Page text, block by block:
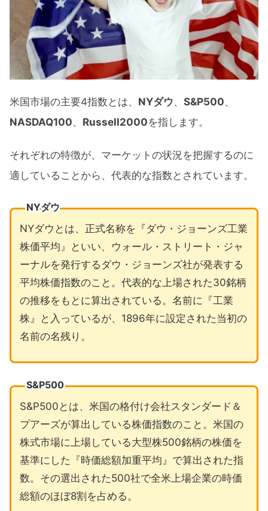
米国市場の主要4指数とは、 NYダウ、 S&P500、
NASDAQ100、 Russell2000を指します。
それぞれの特徴が、マーケットの状況を把握するのに
適していることから、代表的な指数とされています。
NYダウ
NYダウとは、正式名称を『ダウ・ジョーンズ工業
株価平均』といい、ウォール・ストリート・ジャ
ーナルを発行するダウ・ジョーンズ社が発表する
平均株価指数のこと。代表的な上場された30銘柄
の推移をもとに算出されている。名前に『工業
株』と入っているが、1896年に設定された当初の
名前の名残り。
S&P500
S&P500とは、米国の格付け会社スタンダード＆
プアーズが算出している株価指数のこと。米国の
株式市場に上場している大型株500銘柄の株価を
基準にした『時価総額加重平均』で算出された指
数。その選出された500社で全米上場企業の時価
総額のほぼ8割を占める。